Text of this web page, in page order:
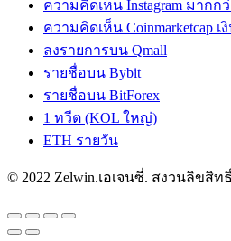
ความคิดเห็น Instagram มากก
ความคิดเห็น Coinmarketcap เ
ลงรายการบน Qmall
รายชื่อบน Bybit
รายชื่อบน BitForex
1 ทวีต (KOL ใหญ่)
ETH รายวัน
© 2022 Zelwin.เอเจนซี่. สงวนลิขสิท